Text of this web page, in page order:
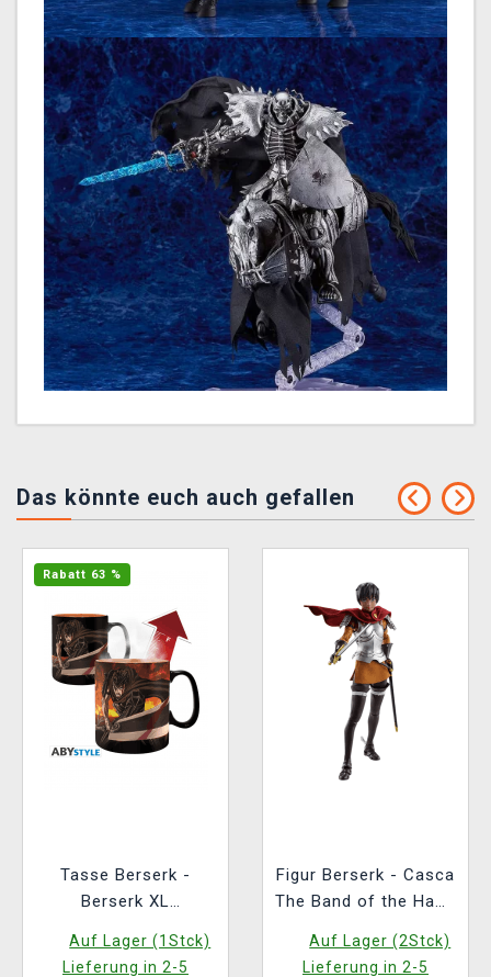
Das könnte euch auch gefallen
Rabatt 63 %
Tasse Berserk -
Berserk XL
Auf Lager (1Stck)
Lieferung in 2-5
Figur Berserk - Casca
The Band of the Hawk
Auf Lager (2Stck)
Lieferung in 2-5